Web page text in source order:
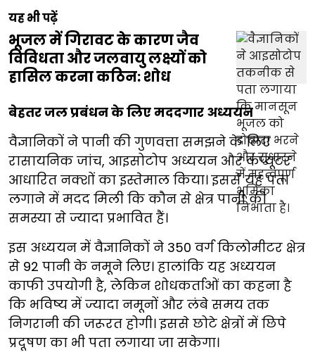
यह भी पढ़ें
भूजल में गिरावट के कारण जैव
विविधता और जलवायु लक्ष्यों को
हासिल करना कठिन: शोध
बेहतर जल प्रबंधन के लिए मददगार अध्ययन
वैज्ञानिकों ने पानी की गुणवत्ता समझने के लिए
रासायनिक जांच, आइसोटोप अध्ययन और कंप्यूटर
आधारित नक्शों का इस्तेमाल किया। इससे यह पता
लगाने में मदद मिली कि कौन से क्षेत्र पानी की
समस्या से ज्यादा प्रभावित हैं।
इस अध्ययन में वैज्ञानिकों ने 350 वर्ग किलोमीटर क्षेत्र
से 92 पानी के नमूने लिए। हालांकि यह अध्ययन
काफी उपयोगी है, लेकिन शोधकर्ताओं का कहना है
कि भविष्य में ज्यादा नमूनों और लंबे समय तक
निगरानी की जरूरत होगी। इससे छोटे क्षेत्रों में छिपे
प्रदूषण का भी पता लगाया जा सकेगा।